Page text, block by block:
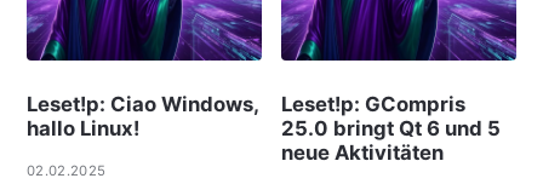
Leset!p: Ciao Windows,
hallo Linux!
02.02.2025
Leset!p: GCompris
25.0 bringt Qt 6 und 5
neue Aktivitäten